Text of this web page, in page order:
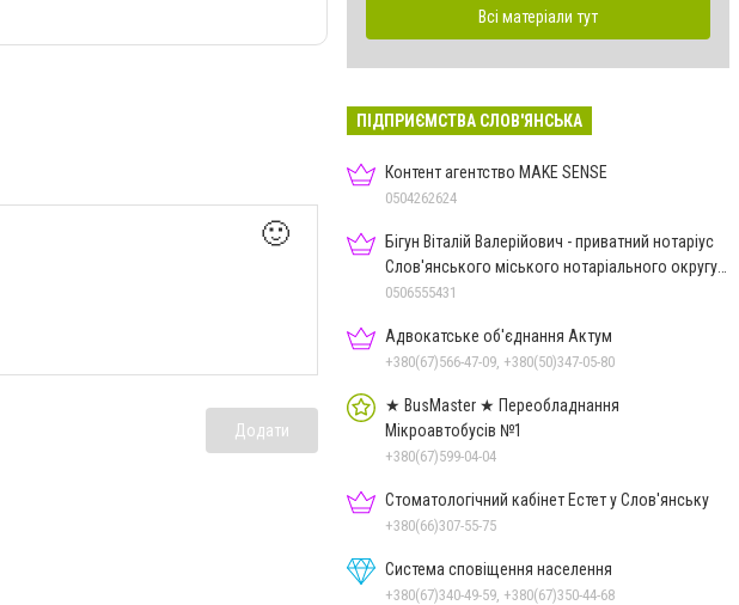
🙂
Додати
Всі матеріали тут
ПІДПРИЄМСТВА СЛОВ'ЯНСЬКА
Контент агентство MAKE SENSE
0504262624
Бігун Віталій Валерійович - приватний нотаріус
Слов'янського міського нотаріального округу
Дон.обл.
0506555431
Адвокатське об'єднання Актум
+380(67)566-47-09, +380(50)347-05-80
★ BusMaster ★ Переобладнання
Мікроавтобусів №1
+380(67)599-04-04
Стоматологічний кабінет Естет у Слов'янську
+380(66)307-55-75
Система сповіщення населення
+380(67)340-49-59, +380(67)350-44-68